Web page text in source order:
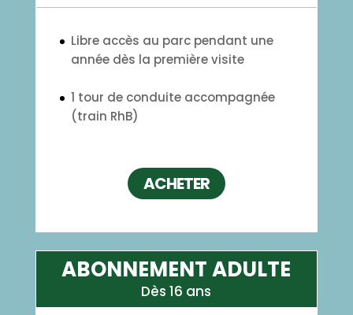
Libre accès au parc pendant une
année dès la première visite
1 tour de conduite accompagnée
(train RhB)
ACHETER
ABONNEMENT ADULTE
Dès 16 ans